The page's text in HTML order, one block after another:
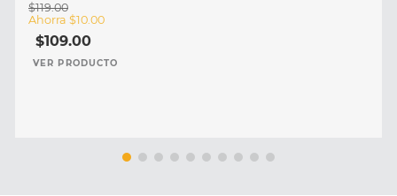
$119.00
Ahorra $10.00
$109.00
VER PRODUCTO